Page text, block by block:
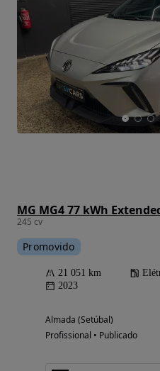
MG MG4 77 kWh
245 cv
Promovido
21 051 km
2023
Almada (Setúbal)
Profissional • Publicado